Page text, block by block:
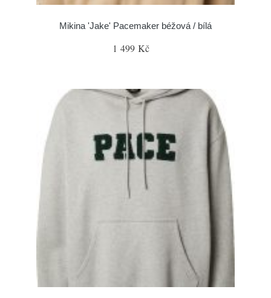
Mikina 'Jake' Pacemaker béžová / bílá
1 499 Kč